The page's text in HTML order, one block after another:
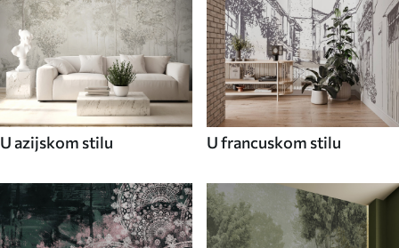
U azijskom stilu U francuskom stilu